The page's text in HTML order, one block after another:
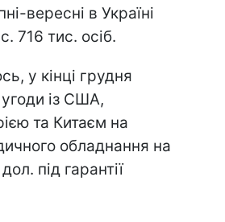
вересні в Україні
716 тис. осіб.
у кінці грудня
із США,
та Китаєм на
обладнання на
під гарантії